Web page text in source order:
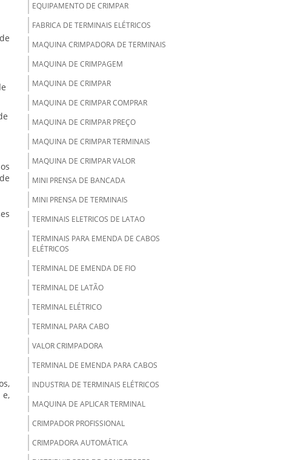
EQUIPAMENTO DE CRIMPAR
FABRICA DE TERMINAIS ELÉTRICOS
MAQUINA CRIMPADORA DE TERMINAIS
MAQUINA DE CRIMPAGEM
MAQUINA DE CRIMPAR
MAQUINA DE CRIMPAR COMPRAR
MAQUINA DE CRIMPAR PREÇO
MAQUINA DE CRIMPAR TERMINAIS
MAQUINA DE CRIMPAR VALOR
MINI PRENSA DE BANCADA
MINI PRENSA DE TERMINAIS
TERMINAIS ELETRICOS DE LATAO
TERMINAIS PARA EMENDA DE CABOS
ELÉTRICOS
TERMINAL DE EMENDA DE FIO
TERMINAL DE LATÃO
TERMINAL ELÉTRICO
TERMINAL PARA CABO
VALOR CRIMPADORA
TERMINAL DE EMENDA PARA CABOS
INDUSTRIA DE TERMINAIS ELÉTRICOS
MAQUINA DE APLICAR TERMINAL
CRIMPADOR PROFISSIONAL
CRIMPADORA AUTOMÁTICA